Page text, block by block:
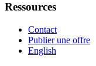
Ressources
Contact
Publier une offre
English